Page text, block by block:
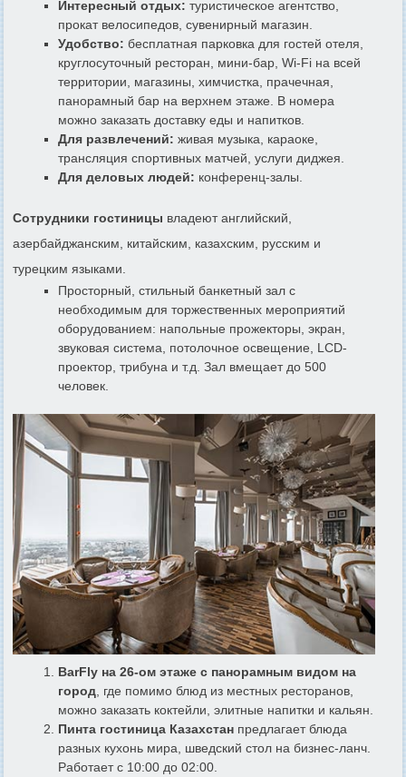
Интересный отдых: туристическое агентство,
прокат велосипедов, сувенирный магазин.
Удобство: бесплатная парковка для гостей отеля,
круглосуточный ресторан, мини-бар, Wi-Fi на всей
территории, магазины, химчистка, прачечная,
панорамный бар на верхнем этаже. В номера
можно заказать доставку еды и напитков.
Для развлечений: живая музыка, караоке,
трансляция спортивных матчей, услуги диджея.
Для деловых людей: конференц-залы.
Сотрудники гостиницы владеют английский,
азербайджанским, китайским, казахским, русским и
турецким языками.
Просторный, стильный банкетный зал с
необходимым для торжественных мероприятий
оборудованием: напольные прожекторы, экран,
звуковая система, потолочное освещение, LCD-
проектор, трибуна и т.д. Зал вмещает до 500
человек.
BarFly на 26-ом этаже с панорамным видом на
город , где помимо блюд из местных ресторанов,
можно заказать коктейли, элитные напитки и кальян.
Пинта гостиница Казахстан предлагает блюда
разных кухонь мира, шведский стол на бизнес-ланч.
Работает с 10:00 до 02:00.